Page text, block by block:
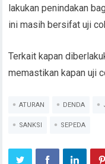
lakukan penindakan
ini masih bersifat uji
Terkait kapan
memastikan kapan uji
ATURAN DENDA
SANKSI SEPEDA